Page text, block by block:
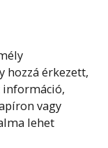
hozzá érkezett,
információ,
vagy
lehet